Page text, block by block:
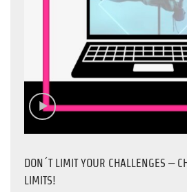
DON´T LIMIT YOUR CHALLENGES –
LIMITS!